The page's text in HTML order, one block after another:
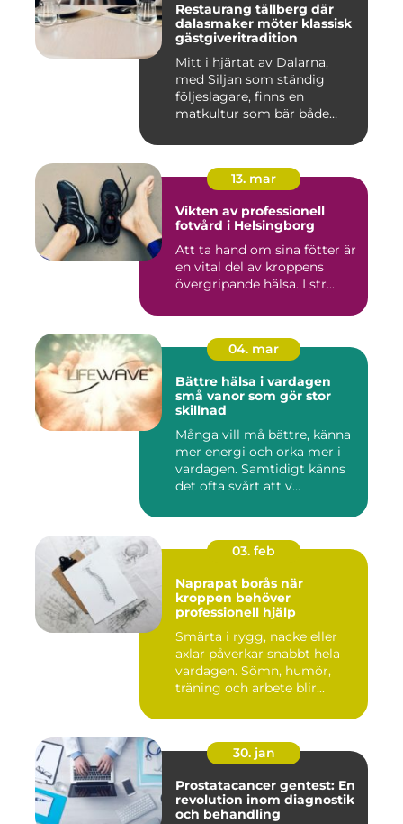
Restaurang tällberg där
dalasmaker möter klassisk
gästgiveritradition
Mitt i hjärtat av Dalarna,
med Siljan som ständig
följeslagare, finns en
matkultur som bär både
13. mar
Vikten av professionell
fotvård i Helsingborg
Att ta hand om sina fötter är
en vital del av kroppens
övergripande hälsa. I str...
04. mar
Bättre hälsa i vardagen
små vanor som gör stor
skillnad
Många vill må bättre, känna
mer energi och orka mer i
vardagen. Samtidigt känns
det ofta svårt att v...
03. feb
Naprapat borås när
kroppen behöver
professionell hjälp
Smärta i rygg, nacke eller
axlar påverkar snabbt hela
vardagen. Sömn, humör,
träning och arbete blir...
30. jan
Prostatacancer gentest: En
revolution inom diagnostik
och behandling